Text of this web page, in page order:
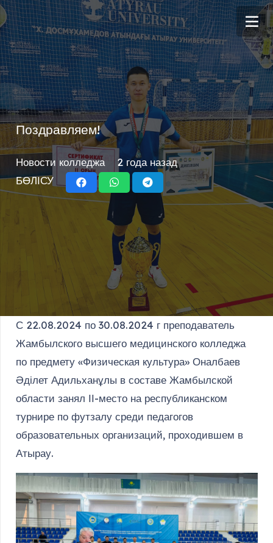
Поздравляем!
Новости колледжа
2 года назад
БӨЛІСУ
С 22.08.2024 по 30.08.2024 г преподаватель
Жамбылского высшего медицинского колледжа
по предмету «Физическая культура» Оналбаев
Әділет Адильханұлы в составе Жамбылской
области занял ІІ-место на республиканском
турнире по футзалу среди педагогов
образовательных организаций, проходившем в
Атырау.